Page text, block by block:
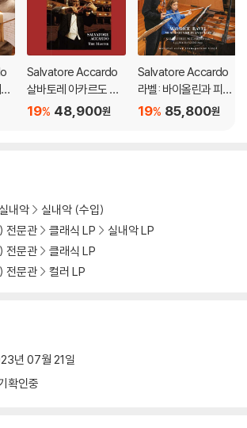
Salvatore Accardo
살바토레 아카르도 명
연주 모음집 (The Ma
48,900원
19%
Salvatore Accardo
라벨: 바이올린과 피아
노를 위한 작품집 - 살
85,800원
19%
실내악
실내악 (수입)
전문관 클래식 LP
실내악 LP
전문관
클래식 LP
전문관 컬러 LP
년 07월 21일
확인중